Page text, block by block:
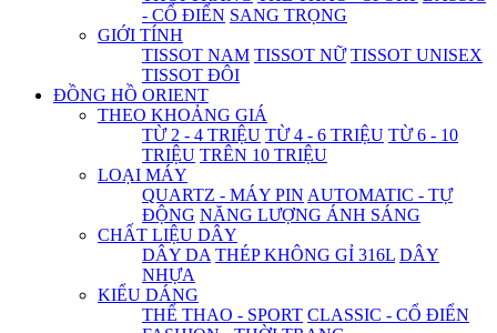
- CỔ ĐIỂN SANG TRỌNG
GIỚI TÍNH
TISSOT NAM TISSOT NỮ TISSOT UNISEX
TISSOT ĐÔI
ĐỒNG HỒ ORIENT
THEO KHOẢNG GIÁ
TỪ 2 - 4 TRIỆU TỪ 4 - 6 TRIỆU TỪ 6 - 10
TRIỆU TRÊN 10 TRIỆU
LOẠI MÁY
QUARTZ - MÁY PIN AUTOMATIC - TỰ
ĐỘNG NĂNG LƯỢNG ÁNH SÁNG
CHẤT LIỆU DÂY
DÂY DA THÉP KHÔNG GỈ 316L DÂY
NHỰA
KIỂU DÁNG
THỂ THAO - SPORT CLASSIC - CỔ ĐIỂN